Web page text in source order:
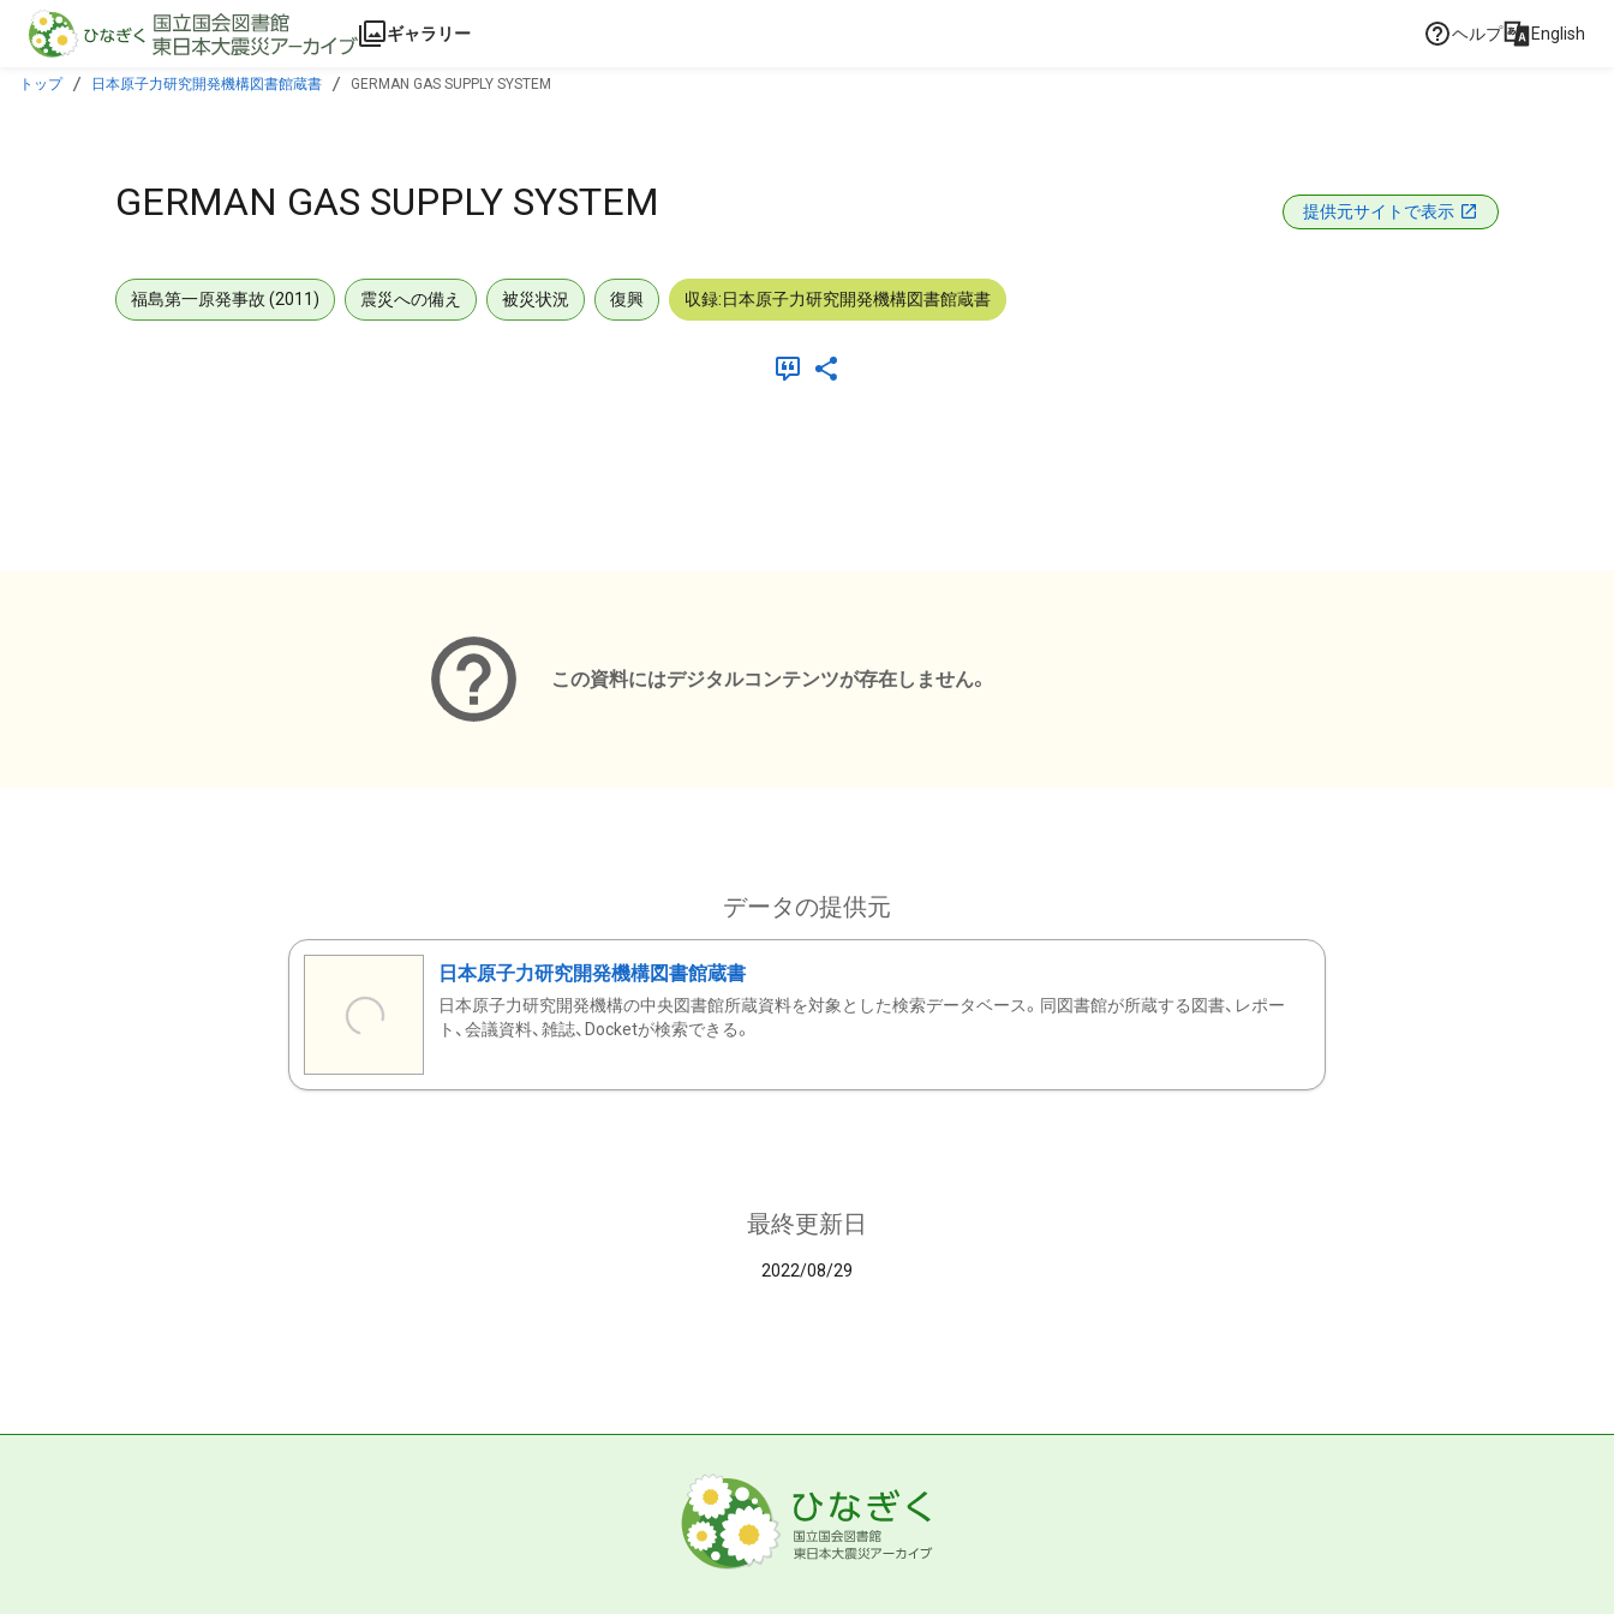
本文に飛ぶ
ギャラリー ヘルプ English
トップ 日本原子力研究開発機構図書館蔵書 GERMAN GAS SUPPLY SYSTEM
GERMAN GAS SUPPLY SYSTEM 提供元サイトで表示
福島第一原発事故 (2011) 震災への備え 被災状況 復興 収録:日本原子力研究開発機構図書館蔵書
この資料にはデジタルコンテンツが存在しません。
データの提供元
日本原子力研究開発機構図書館蔵書
日本原子力研究開発機構の中央図書館所蔵資料を対象とした検索データベース。同図書館が所蔵する図書、レポー
ト、会議資料、雑誌、Docketが検索できる。
最終更新日
2022/08/29